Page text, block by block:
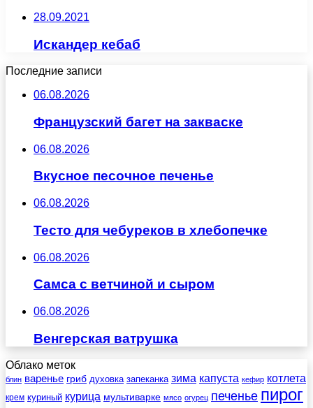
28.09.2021
Искандер кебаб
Последние записи
06.08.2026
Французский багет на закваске
06.08.2026
Вкусное песочное печенье
06.08.2026
Тесто для чебуреков в хлебопечке
06.08.2026
Самса с ветчиной и сыром
06.08.2026
Венгерская ватрушка
Облако меток
блин варенье гриб духовка запеканка зима капуста кефир котлета
крем куриный курица мультиварке мясо огурец печенье пирог